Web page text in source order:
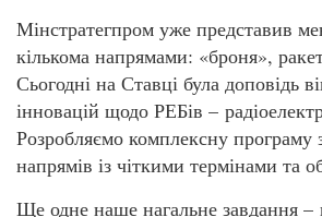
Мінстратегпром уже представив
кількома напрямами: «броня»,
Сьогодні на Ставці була доповідь
інновацій щодо РЕБів –
Розробляємо комплексну програму
напрямів із чіткими термінами та
Ще одне наше нагальне завдання –